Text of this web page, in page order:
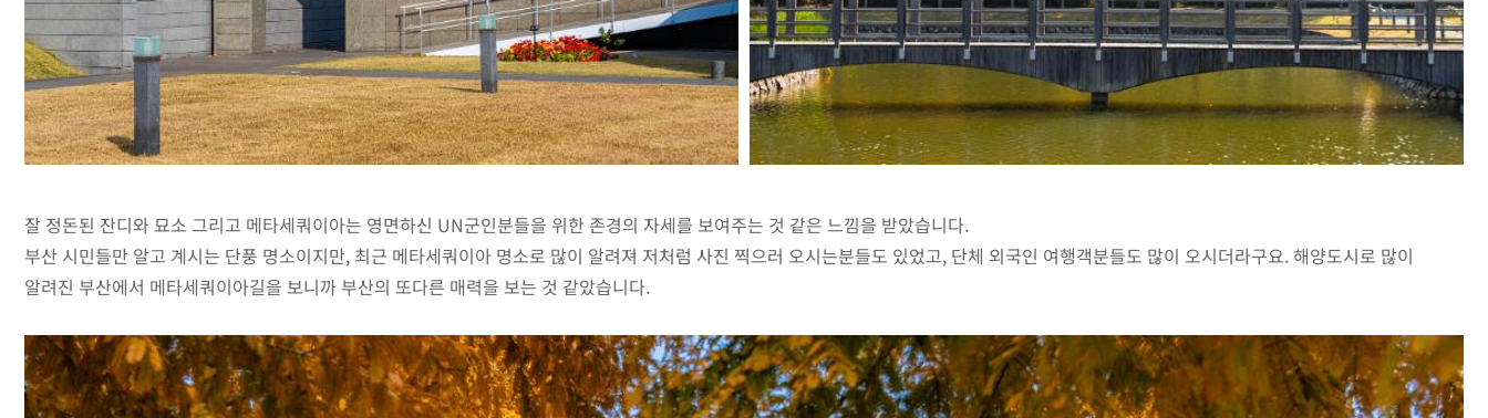
잘 정돈된 잔디와 묘소 그리고 메타세쿼이아는 영면하신 UN군인분들을 위한 존경의 자세를 보여주는 것 같은 느낌을 받았습니다.
부산 시민들만 알고 계시는 단풍 명소이지만, 최근 메타세쿼이아 명소로 많이 알려져 저처럼 사진 찍으러 오시는분들도 있었고, 단체 외국인 여행객분들도 많이 오시더라구요. 해양도시로 많이
알려진 부산에서 메타세쿼이아길을 보니까 부산의 또다른 매력을 보는 것 같았습니다.